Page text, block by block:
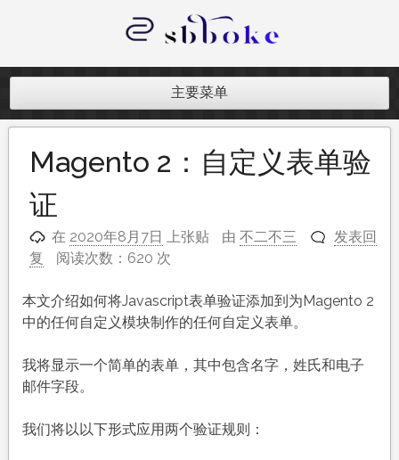
内
记录跨境电商独立站开发遇到的点点
主要菜单
Magento 2：自定义表单验
证
在 2020年8月7日 上张贴 由不二不三
发表回
复
阅读次数：620 次
本文介绍如何将Javascript表单验证添加到为Magento 2
中的任何自定义模块制作的任何自定义表单。
我将显示一个简单的表单，其中包含名字，姓氏和电子
邮件字段。
我们将以以下形式应用两个验证规则：